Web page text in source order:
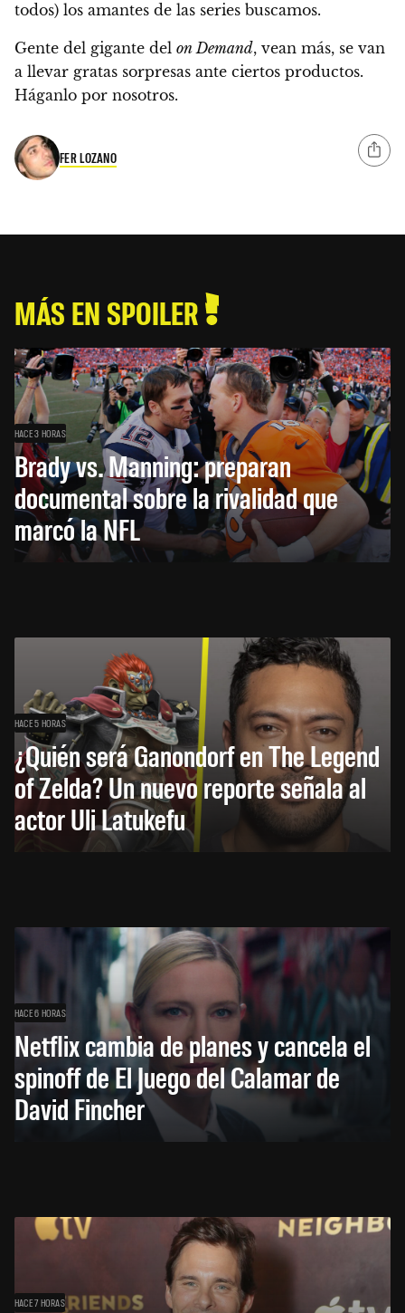
todos) los amantes de las series buscamos.
Gente del gigante del on Demand, vean más, se van
a llevar gratas sorpresas ante ciertos productos.
Háganlo por nosotros.
FER LOZANO
MÁS EN SPOILER
HACE 3 HORAS
Brady vs. Manning: preparan
documental sobre la rivalidad que
marcó la NFL
HACE 5 HORAS
¿Quién será Ganondorf en The Legend
of Zelda? Un nuevo reporte señala al
actor Uli Latukefu
HACE 6 HORAS
Netflix cambia de planes y cancela el
spinoff de El Juego del Calamar de
David Fincher
HACE 7 HORAS